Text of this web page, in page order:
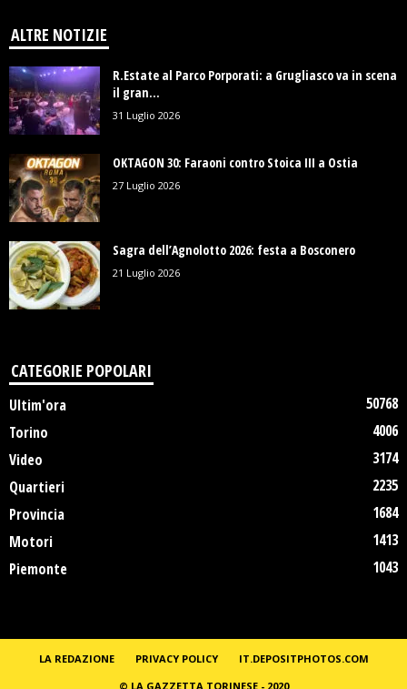
ALTRE NOTIZIE
R.Estate al Parco Porporati: a Grugliasco va in scena
il gran...
31 Luglio 2026
OKTAGON 30: Faraoni contro Stoica III a Ostia
27 Luglio 2026
Sagra dell’Agnolotto 2026: festa a Bosconero
21 Luglio 2026
CATEGORIE POPOLARI
Ultim'ora
50768
Torino
4006
Video
3174
Quartieri
2235
Provincia
1684
Motori
1413
Piemonte
1043
LA REDAZIONE PRIVACY POLICY
IT.DEPOSITPHOTOS.COM
© LA GAZZETTA TORINESE - 2020